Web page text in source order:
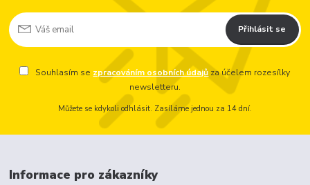
Přihlásit se
Souhlasím se zpracováním osobních údajů za účelem rozesílky
newsletteru.
Můžete se kdykoli odhlásit. Zasíláme jednou za 14 dní.
Informace pro zákazníky